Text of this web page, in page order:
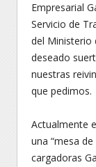
Empresarial
Servicio de
del Ministerio
deseado
nuestras
que pedimos.
Actualmente
una “mesa
cargadoras